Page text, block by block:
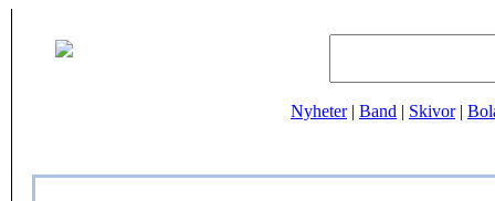
Nyheter| Band | Skivor|